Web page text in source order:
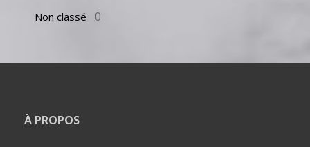
Non classé 0
À PROPOS